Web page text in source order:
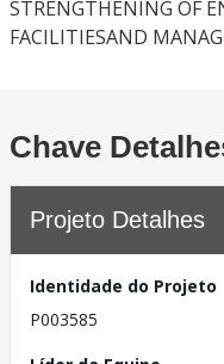
STRENGTHENING OF
FACILITIESAND
Chave
Projeto Detalhes
Identidade do Projeto
P003585